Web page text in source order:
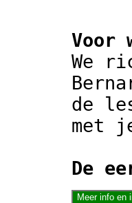
Voor
We
de
met
De